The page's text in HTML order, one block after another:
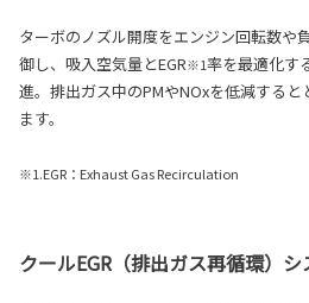
ターボのノズル開度をエンジン回転数や
御し、吸入空気量とEGR※1率を最適化す
進。排出ガス中のPMやNOxを低減する
ます。
※1.EGR：Exhaust Gas Recirculation
クールEGR（排出ガス再循環）シ